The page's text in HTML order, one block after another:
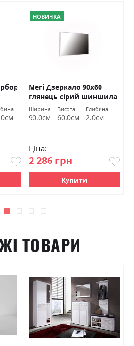
НОВИНКА
Мегі Дзеркало 90х60
глянець сірий шиншила
Міромарк
Ширина
90.0см
Висота
60.0см
Глибина
2.0см
Ціна:
2 286 грн
Купити
ТОВАРИ